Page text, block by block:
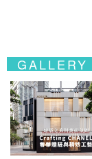
GALLERY